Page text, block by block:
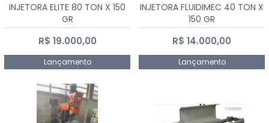
INJETORA ELITE 80 TON X 150
GR
R$ 19.000,00
Lançamento
INJETORA FLUIDIMEC 40 TON X
150 GR
R$ 14.000,00
Lançamento